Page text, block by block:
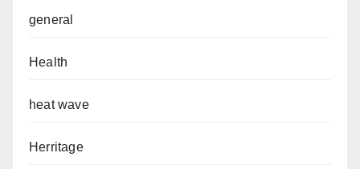
general
Health
heat wave
Herritage